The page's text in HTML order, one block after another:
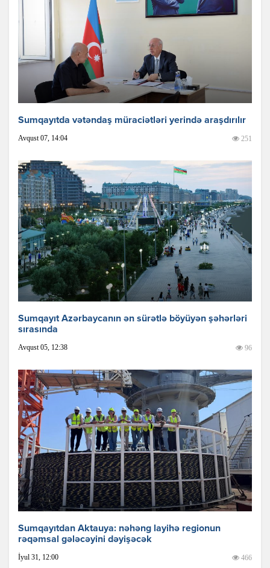
Sumqayıtda vətəndaş müraciətləri yerində araşdırılır
Avqust 07, 14:04 251
Sumqayıt Azərbaycanın ən sürətlə böyüyən şəhərləri
sırasında
Avqust 05, 12:38 96
Sumqayıtdan Aktauya: nəhəng layihə regionun
rəqəmsal gələcəyini dəyişəcək
İyul 31, 12:00 466